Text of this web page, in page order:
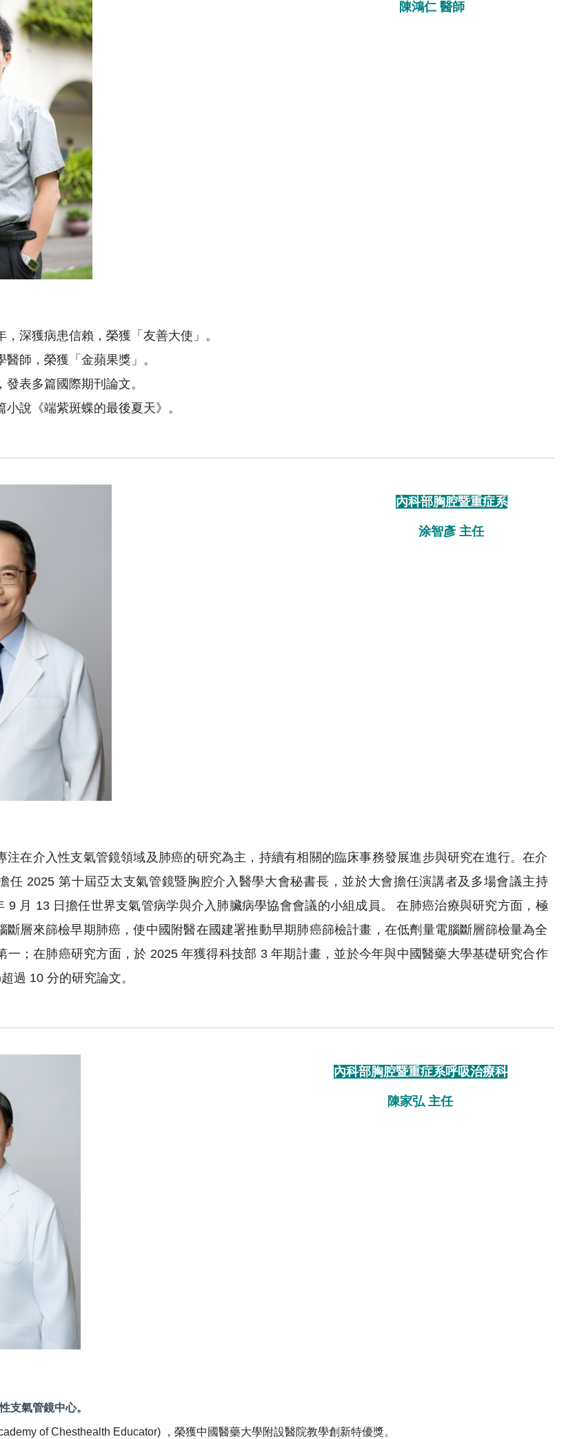
陳鴻仁 醫師
，深獲病患信賴，榮獲「友善大使」。
師，榮獲「金蘋果獎」。
表多篇國際期刊論文。
說《端紫斑蝶的最後夏天》。
內科部胸腔暨重症系
涂智彥 主任
注在介入性支氣管鏡領域及肺癌的研究為主，持續有相關的臨床事務發展進步與研究在進行。在介
任 2025 第十屆亞太支氣管鏡暨胸腔介入醫學大會秘書長，並於大會擔任演講者及多場會議主持
9 月 13 日擔任世界支氣管病学與介入肺臟病學協會會議的小組成員。 在肺癌治療與研究方面，極
斷層來篩檢早期肺癌，使中國附醫在國建署推動早期肺癌篩檢計畫，在低劑量電腦斷層篩檢量為全
一；在肺癌研究方面，於 2025 年獲得科技部 3 年期計畫，並於今年與中國醫藥大學基礎研究合作
過 10 分的研究論文。
內科部胸腔暨重症系呼吸治療科
陳家弘 主任
支氣管鏡中心。
of Chesthealth Educator) ，榮獲中國醫藥大學附設醫院教學創新特優獎。